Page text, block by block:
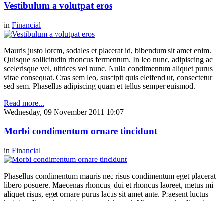
Vestibulum a volutpat eros
in Financial
Mauris justo lorem, sodales et placerat id, bibendum sit amet enim.
Quisque sollicitudin rhoncus fermentum. In leo nunc, adipiscing ac
scelerisque vel, ultrices vel nunc. Nulla condimentum aliquet purus
vitae consequat. Cras sem leo, suscipit quis eleifend ut, consectetur
sed sem. Phasellus adipiscing quam et tellus semper euismod.
Read more...
Wednesday, 09 November 2011 10:07
Morbi condimentum ornare tincidunt
in Financial
Phasellus condimentum mauris nec risus condimentum eget placerat
libero posuere. Maecenas rhoncus, dui et rhoncus laoreet, metus mi
aliquet risus, eget ornare purus lacus sit amet ante. Praesent luctus